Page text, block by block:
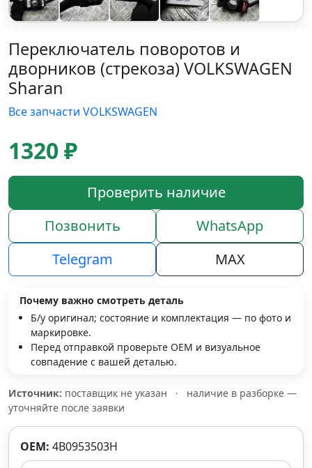
Переключатель поворотов и
дворников (стрекоза) VOLKSWAGEN
Sharan
Все запчасти VOLKSWAGEN
1320 ₽
Проверить наличие
Позвонить
WhatsApp
Telegram
MAX
Почему важно смотреть деталь
Б/у оригинал; состояние и комплектация — по фото и
маркировке.
Перед отправкой проверьте OEM и визуальное
совпадение с вашей деталью.
Источник: поставщик не указан ·
наличие в разборке —
уточняйте после заявки
OEM: 4B0953503H